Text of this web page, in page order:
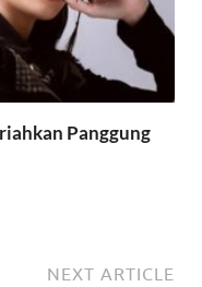
Panggung
NEXT ARTICLE